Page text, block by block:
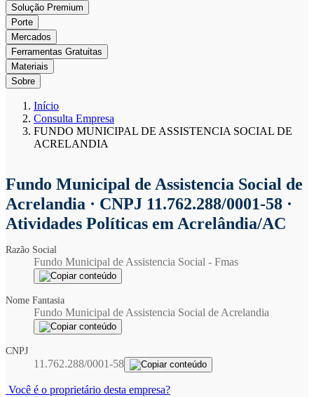
Solução Premium
Porte
Mercados
Ferramentas Gratuitas
Materiais
Sobre
Início
Consulta Empresa
FUNDO MUNICIPAL DE ASSISTENCIA SOCIAL DE
ACRELANDIA
Fundo Municipal de Assistencia Social de
Acrelandia · CNPJ 11.762.288/0001-58 ·
Atividades Políticas em Acrelândia/AC
Razão Social
Fundo Municipal de Assistencia Social - Fmas
Nome Fantasia
Fundo Municipal de Assistencia Social de Acrelandia
CNPJ
11.762.288/0001-58
Você é o proprietário desta empresa?